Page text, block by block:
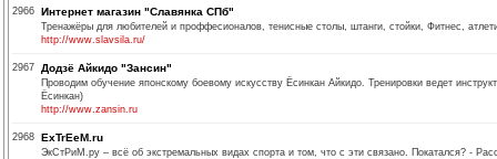
2966 Интернет магазин "Славянка СПб"
Тренажёры для любителей и проффесионалов, тенисные столы, штанги, стойки, Фитнес,
http://www.slavsila.ru/
2967 Додзё Айкидо "Зансин"
Проводим обучение японскому боевому искусству Ёсинкан Айкидо. Тренировки ведет
Ёсинкан)
http://www.zansin.ru
2968 ExTrEeM.ru
ЭкСтРиМ.ру – всё об экстремальных видах спорта и том, что с эти связано. Покатался? -